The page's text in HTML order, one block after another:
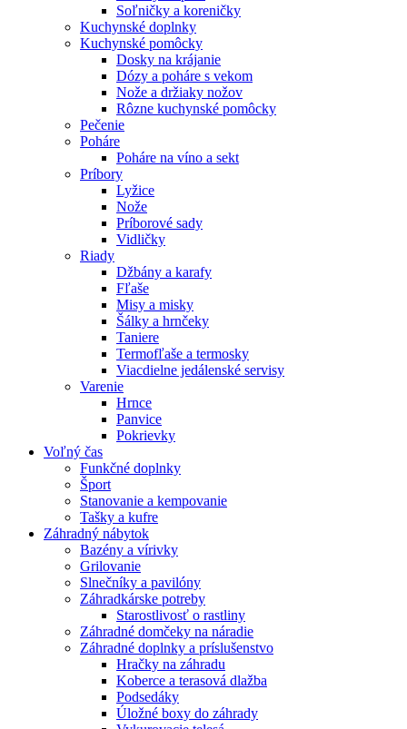
Soľničky a koreničky
Kuchynské doplnky
Kuchynské pomôcky
Dosky na krájanie
Dózy a poháre s vekom
Nože a držiaky nožov
Rôzne kuchynské pomôcky
Pečenie
Poháre
Poháre na víno a sekt
Príbory
Lyžice
Nože
Príborové sady
Vidličky
Riady
Džbány a karafy
Fľaše
Misy a misky
Šálky a hrnčeky
Taniere
Termofľaše a termosky
Viacdielne jedálenské servisy
Varenie
Hrnce
Panvice
Pokrievky
Voľný čas
Funkčné doplnky
Šport
Stanovanie a kempovanie
Tašky a kufre
Záhradný nábytok
Bazény a vírivky
Grilovanie
Slnečníky a pavilóny
Záhradkárske potreby
Starostlivosť o rastliny
Záhradné domčeky na náradie
Záhradné doplnky a príslušenstvo
Hračky na záhradu
Koberce a terasová dlažba
Podsedáky
Úložné boxy do záhrady